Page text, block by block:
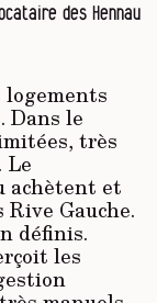
des Hennau
logements
Dans le
très
Le
achètent et
Gauche.
définis.
les